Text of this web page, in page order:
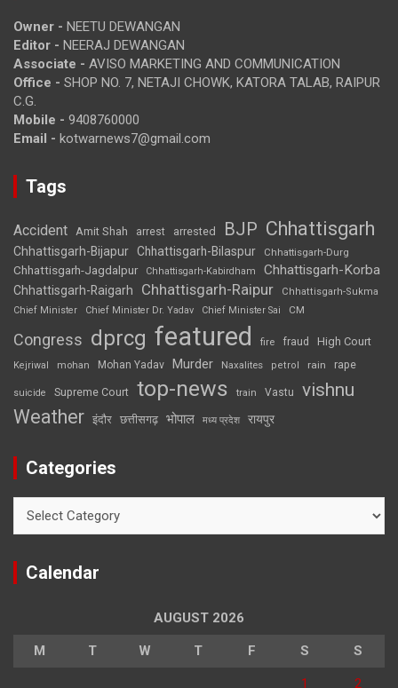
Owner - NEETU DEWANGAN
Editor - NEERAJ DEWANGAN
Associate - AVISO MARKETING AND COMMUNICATION
Office - SHOP NO. 7, NETAJI CHOWK, KATORA TALAB, RAIPUR
C.G.
Mobile - 9408760000
Email - kotwarnews7@gmail.com
Tags
Accident Amit Shah arrest arrested BJP Chhattisgarh
Chhattisgarh-Bijapur Chhattisgarh-Bilaspur Chhattisgarh-Durg
Chhattisgarh-Jagdalpur Chhattisgarh-Kabirdham Chhattisgarh-Korba
Chhattisgarh-Raigarh Chhattisgarh-Raipur
Chhattisgarh-Sukma
Chief Minister
Chief Minister Dr. Yadav Chief Minister Sai CM
Congress dprcg featured fire fraud High Court
Kejriwal mohan Mohan Yadav Murder Naxalites petrol rain rape
suicide Supreme Court top-news train Vastu vishnu
Weather इंदौर छत्तीसगढ़ भोपाल मध्य प्रदेश रायपुर
Categories
Calendar
AUGUST 2026
M T W T F S S
1 2